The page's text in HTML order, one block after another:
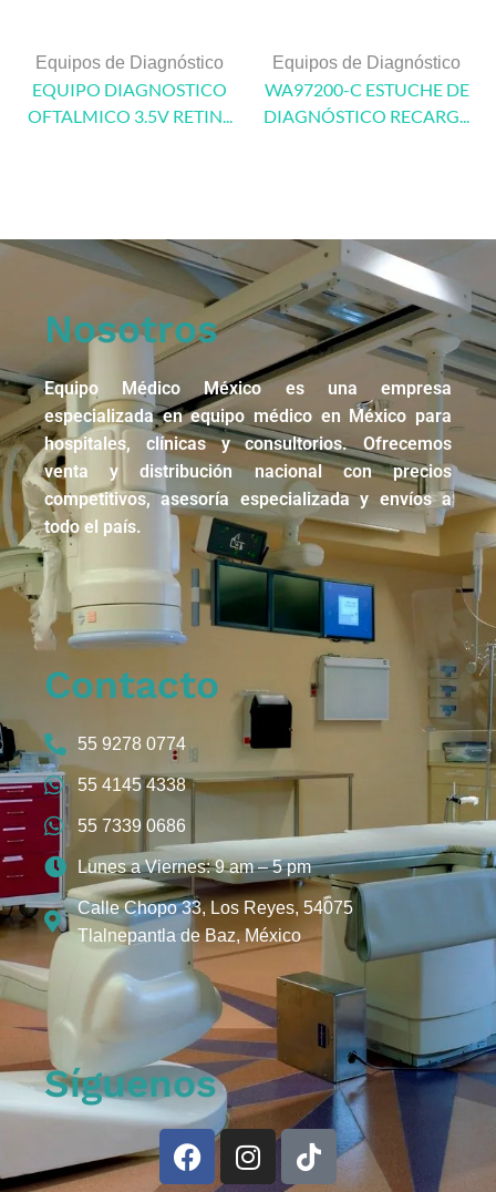
Equipos de Diagnóstico
EQUIPO DIAGNOSTICO
OFTALMICO 3.5V RETIN...
Equipos de Diagnóstico
WA97200-C ESTUCHE DE
DIAGNÓSTICO RECARG...
Nosotros
Equipo Médico México es una empresa
especializada en equipo médico en México para
hospitales, clínicas y consultorios. Ofrecemos
venta y distribución nacional con precios
competitivos, asesoría especializada y envíos a
todo el país.
Contacto
55 9278 0774
55 4145 4338
55 7339 0686
Lunes a Viernes: 9 am – 5 pm
Calle Chopo 33, Los Reyes, 54075
Tlalnepantla de Baz, México
Síguenos